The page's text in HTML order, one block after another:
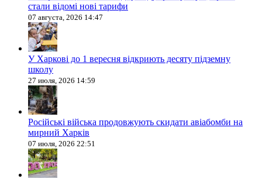
стали відомі нові тарифи
07 августа, 2026 14:47
У Харкові до 1 вересня відкриють десяту підземну
школу
27 июля, 2026 14:59
Російські війська продовжують скидати авіабомби на
мирний Харків
07 июля, 2026 22:51